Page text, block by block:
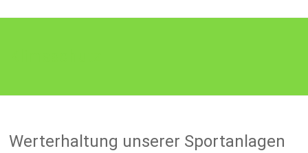
in
Werterhaltung unserer Sportanlagen